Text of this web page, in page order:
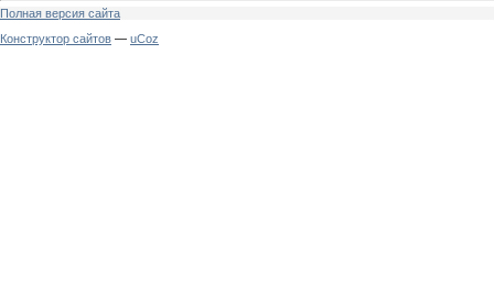
Полная версия сайта
Конструктор сайтов — uCoz